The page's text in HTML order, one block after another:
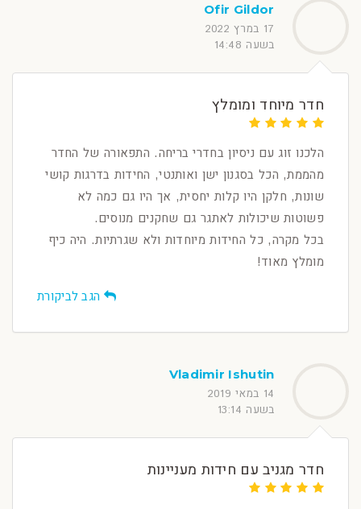
Ofir Gildor
17 במרץ 2022
בשעה 14:48
חדר מיוחד ומומלץ
הלכנו זוג עם ניסיון בחדרי בריחה. התפאורה של החדר
מהממת, הכל בסגנון ישן ואותנטי, החידות בדרגות קושי
שונות, חלקן היו קלות יחסית, אך היו גם כמה לא
פשוטות שיכולות לאתגר גם שחקנים מנוסים.
בכל מקרה, כל החידות מיוחדות ולא שגרתיות. היה כיף
מומלץ מאוד!
הגב לביקורת
Vladimir Ishutin
14 במאי 2019
בשעה 13:14
חדר מגניב עם חידות מעניינות